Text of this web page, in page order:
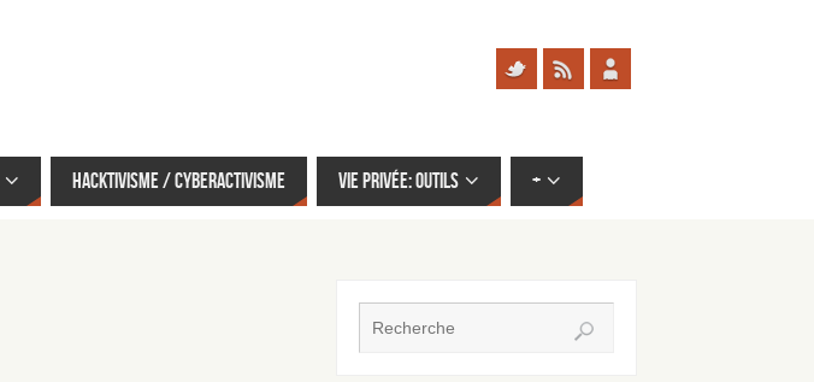
Hacktivisme / cyberactivisme Vie privée: outils +